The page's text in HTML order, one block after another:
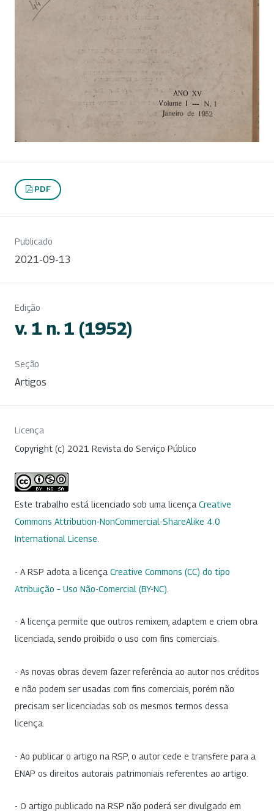
PDF
Publicado
2021-09-13
Edição
v. 1 n. 1 (1952)
Seção
Artigos
Licença
Copyright (c) 2021 Revista do Serviço Público
Este trabalho está licenciado sob uma licença Creative
Commons Attribution-NonCommercial-ShareAlike 4.0
International License
- A RSP adota a licença Creative Commons (CC) do tipo
Atribuição – Uso Não-Comercial (BY-NC)
- A licença permite que outros remixem, adaptem e criem obra
licenciada, sendo proibido o uso com fins comerciais.
- As novas obras devem fazer referência ao autor nos créditos
e não podem ser usadas com fins comerciais, porém não
precisam ser licenciadas sob os mesmos termos dessa
licença.
- Ao publicar o artigo na RSP, o autor cede e transfere para a
ENAP os direitos autorais patrimoniais referentes ao artigo.
- O artigo publicado na RSP não poderá ser divulgado em